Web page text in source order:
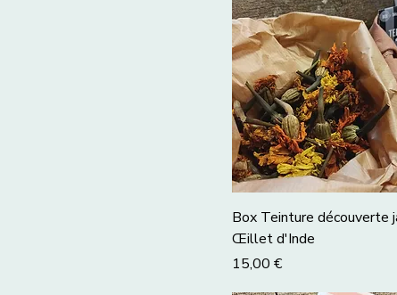
Box Teinture découverte
Œillet d'Inde
Prix
15,00 €